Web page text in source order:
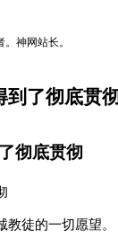
神网站长。
到了彻底贯
彻底贯彻
徒的一切愿望。